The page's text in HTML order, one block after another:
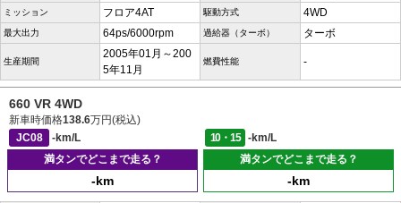
ミッション フロア4AT 駆動方式 4WD
最大出力 64ps/6000rpm 過給器（ターボ） ターボ
生産期間
2005年01月～200
5年11月
燃費性能 -
660 VR 4WD
新車時価格138.6万円(税込)
JC08
-km/L 10・15
-km/L
満タンでどこまで走る？
-km
満タンでどこまで走る？
-km